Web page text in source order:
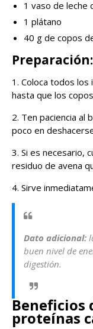
1 vaso de leche
1 plátano
40 g de copos
Preparación:
1. Coloca todos
hasta que los
2. Ten paciencia al
poco en
3. Si es necesario,
residuo de avena
4. Sirve
Dato adicional:
buen nivel de
digestión.
Beneficios
proteínas